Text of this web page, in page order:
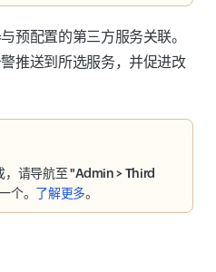
预配置的第三方服务关联。
推送到所选服务，并促进改
，请导航至"Admin > Third
个。 了解更多。